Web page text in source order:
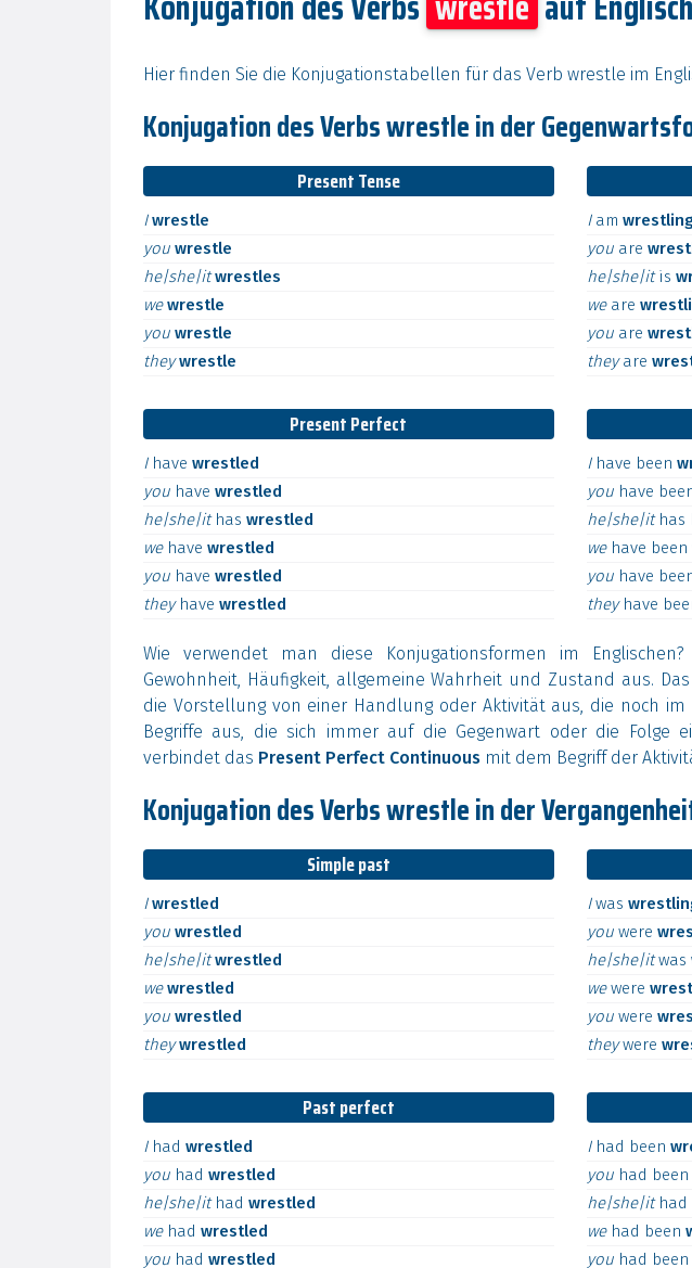
Hier finden Sie die Konjugationstabellen für das Verb wrestle im
Konjugation des Verbs wrestle in der
Present Tense
Iwrestle
you wrestle
he|she|itwrestles
wewrestle
you wrestle
theywrestle
I am
you are
he|she|itis
we are
you are
theyare
Present Perfect
I have wrestled
you have wrestled
he|she|it has wrestled
we have wrestled
you have wrestled
they have wrestled
I have been
you have
he|she|it has
we have been
you have
they have
Wie verwendet man diese Konjugationsformen im
Gewohnheit, Häufigkeit, allgemeine Wahrheit und Zustand aus. Das
die Vorstellung von einer Handlung oder Aktivität aus, die noch im
Begriffe aus, die sich immer auf die Gegenwart oder die Folge
verbindet das Present Perfect Continuous mit dem Begriff der
Konjugation des Verbs wrestle in der
Simple past
Iwrestled
you wrestled
he|she|itwrestled
wewrestled
you wrestled
theywrestled
Iwas
you were
he|she|itwas
wewere
you were
theywere
Past perfect
I had wrestled
you had wrestled
he|she|it had wrestled
we had wrestled
you had wrestled
I had been
you had been
he|she|it had
we had been
you had been